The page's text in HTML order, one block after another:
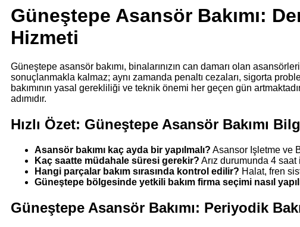
Güneştepe Asansör Bakımı:
Hizmeti
Güneştepe asansör bakımı, binalarınızın can damarı olan
sonuçlanmakla kalmaz; aynı zamanda penaltı cezaları, sigorta
bakımının yasal gerekliliği ve teknik önemi her geçen gün
adımıdır.
Hızlı Özet: Güneştepe Asansör Bakımı
Asansör bakımı kaç ayda bir yapılmalı? Asansor Işletme ve
Kaç saatte müdahale süresi gerekir? Arız durumunda 4
Hangi parçalar bakım sırasında kontrol edilir? Halat, fren
Güneştepe bölgesinde yetkili bakım firma seçimi nasıl
Güneştepe Asansör Bakımı: Periyodik